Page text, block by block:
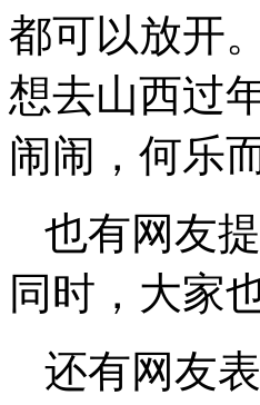
都可以放开
想去山西过
闹闹，何乐
也有网友
同时，大家
还有网友